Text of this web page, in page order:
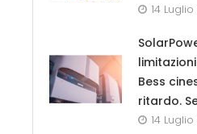
14
Bess
ritardo.
14